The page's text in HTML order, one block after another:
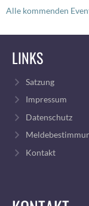
Alle kommenden
LINKS
Satzung
Impressum
Datenschutz
Kontakt